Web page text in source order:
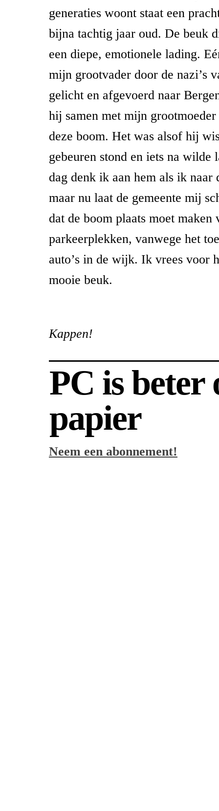
generaties woont staat een
bijna tachtig jaar oud. De beuk
een diepe, emotionele lading.
mijn grootvader door de nazi’s
gelicht en afgevoerd naar
hij samen met mijn
deze boom. Het was alsof hij
gebeuren stond en iets na wilde
dag denk ik aan hem als ik naar
maar nu laat de gemeente mij
dat de boom plaats moet maken
parkeerplekken, vanwege het
auto’s in de wijk. Ik vrees voor
mooie beuk.
Kappen!
PC is beter
papier
Neem een abonnement!